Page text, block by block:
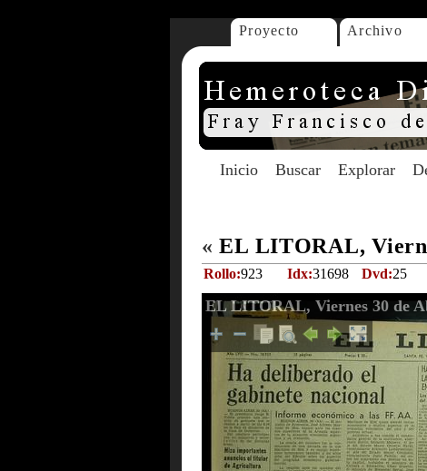
Proyecto Archivo
Inicio Buscar Explorar
« EL LITORAL,
Rollo:923 Idx:31698 Dvd:25
EL LITORAL, Viernes 30 de